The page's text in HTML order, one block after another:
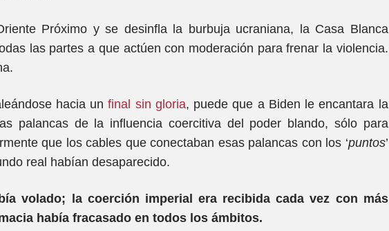
Próximo y se desinfla la burbuja ucraniana, la Casa Blanca
las partes a que actúen con moderación para frenar la violencia.
hacia unfinal sin gloria, puede que a Biden le encantara la
palancas de la influencia coercitiva del poder blando, sólo para
que los cables que conectaban esas palancas con los ‘puntos’
real habían desaparecido.
volado; la coerción imperial era recibida cada vez con más
había fracasado en todos los ámbitos.